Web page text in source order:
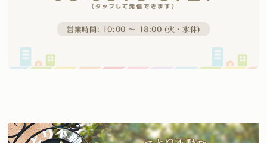
営業時間: 10:00 〜 18:00 (火・水休)